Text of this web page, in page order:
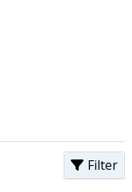
Filter